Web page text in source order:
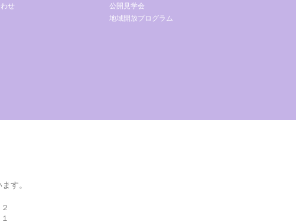
せ
公開見学会
地域開放プログラム
す。